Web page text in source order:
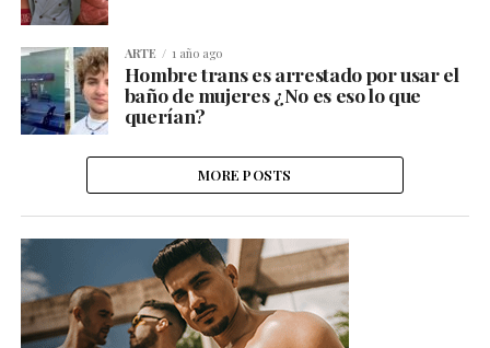
ARTE 1 año ago
Hombre trans es arrestado por usar el
baño de mujeres ¿No es eso lo que
querían?
MORE POSTS